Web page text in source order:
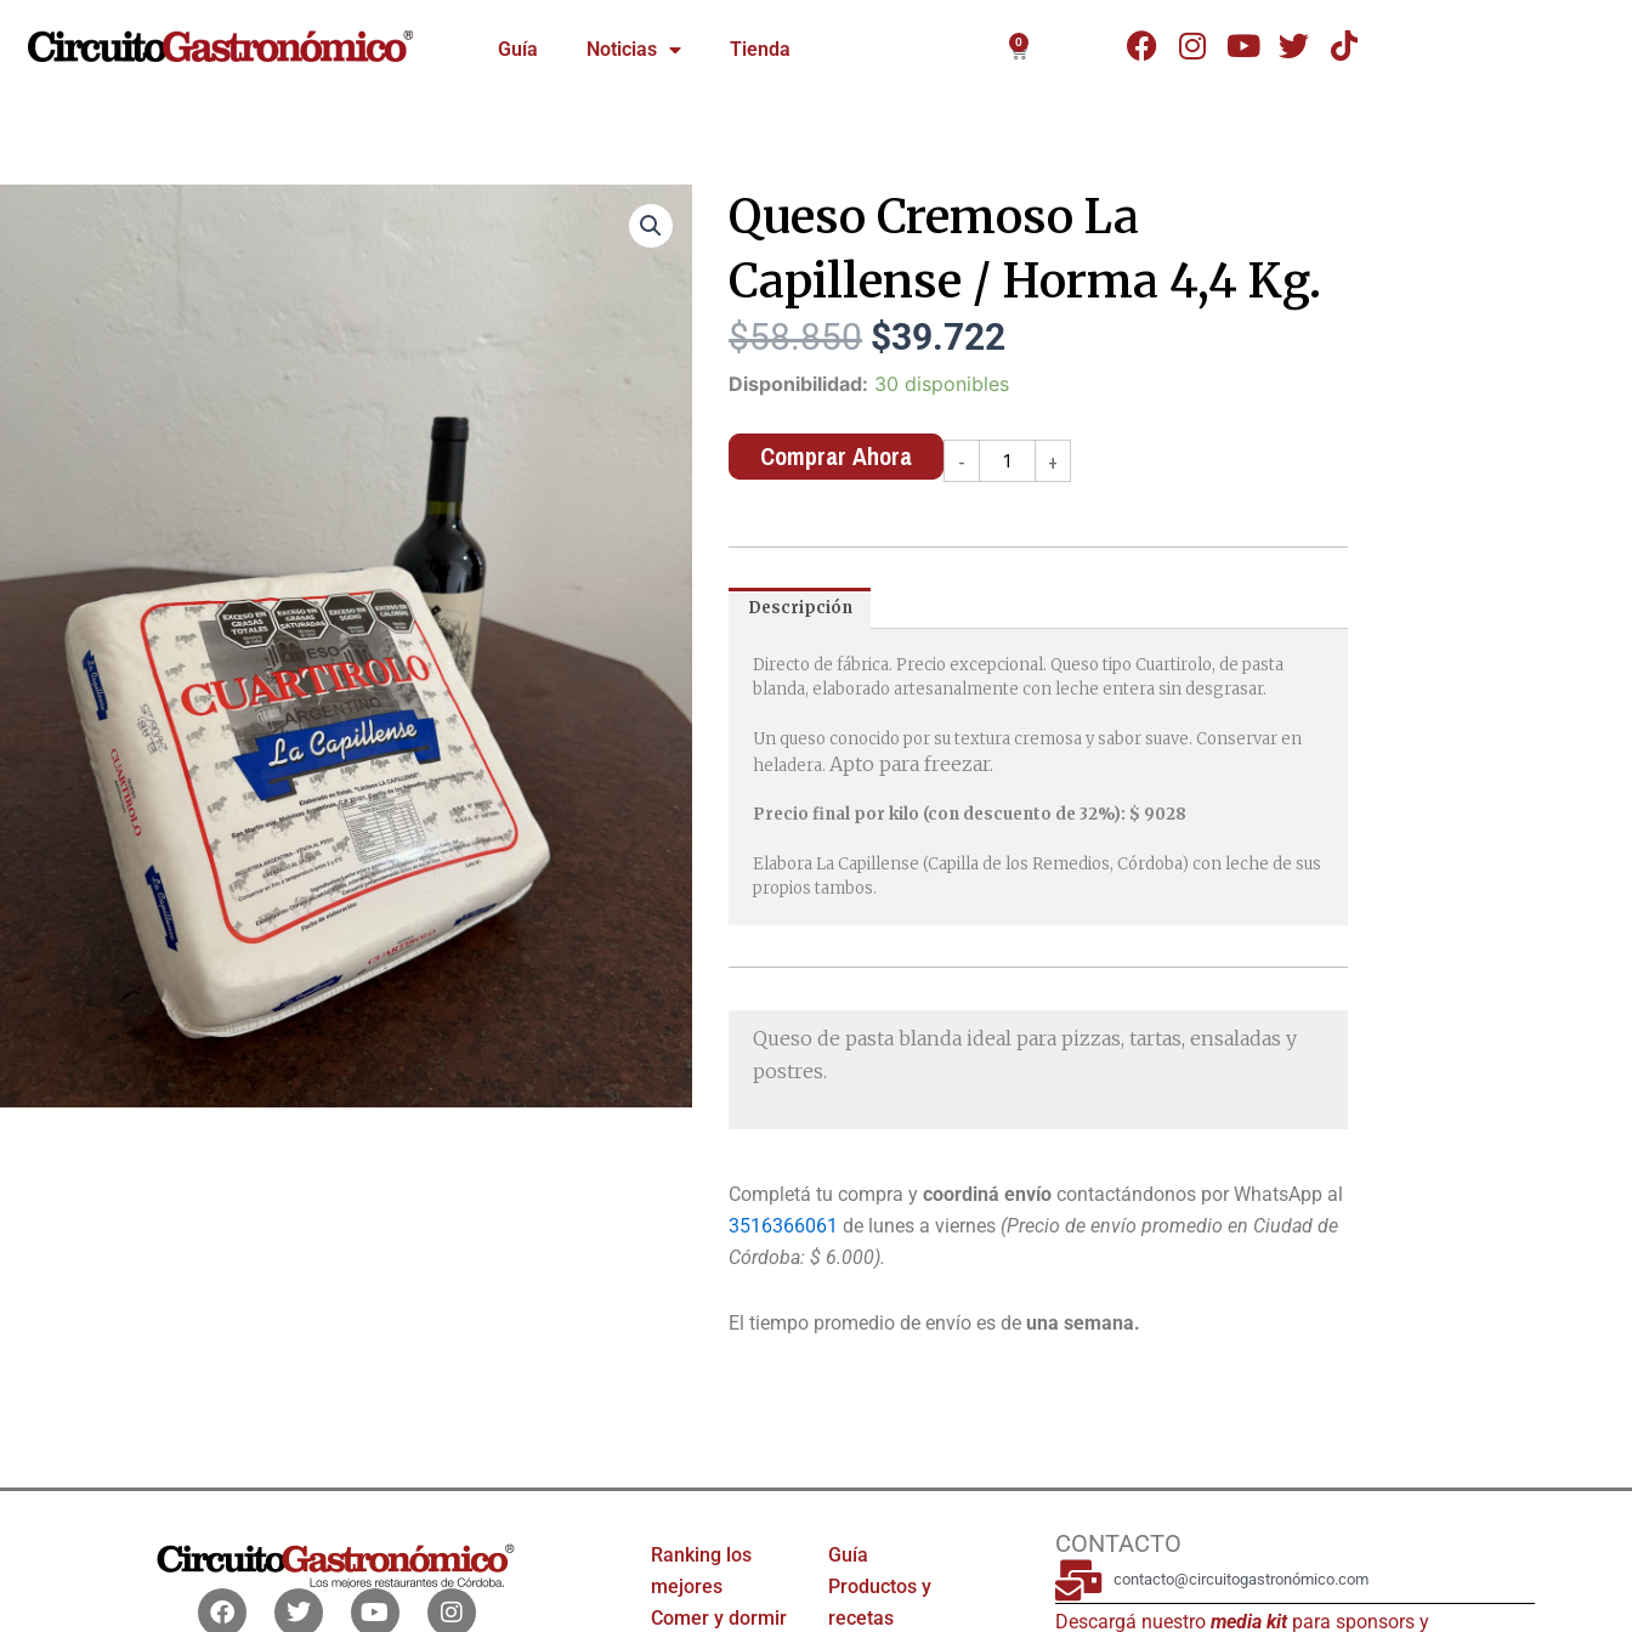
Guía Noticias Tienda 0
Carrito
Queso Cremoso La
Capillense / Horma 4,4 Kg.
$58.850 El
precio
original
era:
$58.850.
$39.722
precio
actual
es:
$39.722.
Disponibilidad: 30 disponibles
-
Queso
La
Capillense
cantidad
+
Comprar Ahora
Descripción
Directo de fábrica. Precio excepcional. Queso tipo Cuartirolo, de pasta
blanda, elaborado artesanalmente con leche entera sin desgrasar.
Un queso conocido por su textura cremosa y sabor suave. Conservar en
heladera. Apto para freezar.
Precio final por kilo (con descuento de 32%): $ 9028
Elabora La Capillense (Capilla de los Remedios, Córdoba) con leche de sus
propios tambos.
Queso de pasta blanda ideal para pizzas, tartas, ensaladas y
postres.
Completá tu compra y coordiná envío contactándonos por WhatsApp al
3516366061 de lunes a viernes (Precio de envío promedio en Ciudad de
Córdoba: $ 6.000).
El tiempo promedio de envío es de una semana.
FacebookTwitterYoutubeInstagram
Ranking los
mejores
Comer y dormir
Guía
Productos y
recetas
CONTACTO
contacto@circuitogastronómico.com
Descargá nuestromedia kitpara sponsors y